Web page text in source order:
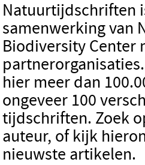
Natuurtijdschriften
samenwerking van
Biodiversity Center
hier meer dan
ongeveer 100
tijdschriften. Zoek
auteur, of kijk
nieuwste artikelen.